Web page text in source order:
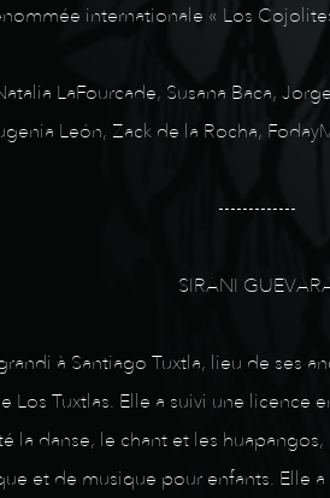
internationale « Los
LaFourcade, Susana Baca,
León, Zack de la Rocha,
-------------
SIRANI
à Santiago Tuxtla, lieu de ses
Tuxtlas. Elle a suivi une
la danse, le chant et les
et de musique pour enfants. Elle